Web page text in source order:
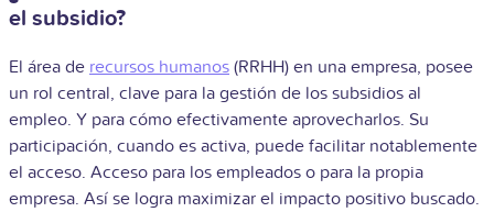
el subsidio?
El área de recursos humanos (RRHH) en una empresa, posee
un rol central, clave para la gestión de los subsidios al
empleo. Y para cómo efectivamente aprovecharlos. Su
participación, cuando es activa, puede facilitar notablemente
el acceso. Acceso para los empleados o para la propia
empresa. Así se logra maximizar el impacto positivo buscado.